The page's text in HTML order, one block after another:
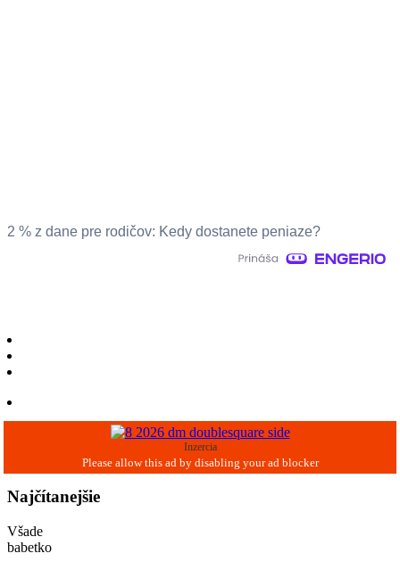
2 % z dane pre rodičov: Kedy dostanete peniaze?
Inzercia
Najčítanejšie
Všade
babetko